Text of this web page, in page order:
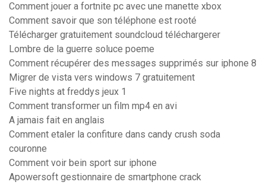
Comment jouer a fortnite pc avec une manette xbox
Comment savoir que son téléphone est rooté
Télécharger gratuitement soundcloud téléchargerer
Lombre de la guerre soluce poeme
Comment récupérer des messages supprimés sur iphone 8
Migrer de vista vers windows 7 gratuitement
Five nights at freddys jeux 1
Comment transformer un film mp4 en avi
A jamais fait en anglais
Comment etaler la confiture dans candy crush soda
couronne
Comment voir bein sport sur iphone
Apowersoft gestionnaire de smartphone crack